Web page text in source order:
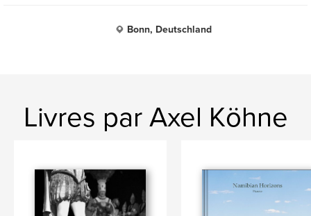
Bonn, Deutschland
Livres par Axel Köhne